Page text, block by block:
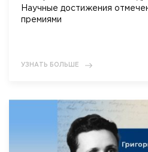
Научные достижения
премиями
УЗНАТЬ БОЛЬШЕ